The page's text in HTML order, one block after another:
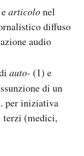
articolonel
diffuso
audio
auto- (1) e
di un
per iniziativa
terzi (medici,